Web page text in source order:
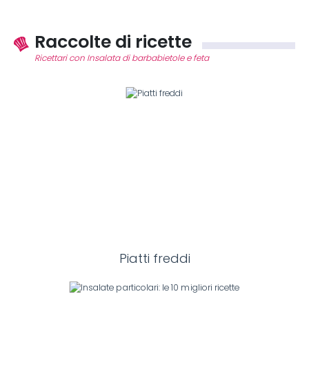
Raccolte di ricette
Ricettari con Insalata di barbabietole e feta
Piatti freddi